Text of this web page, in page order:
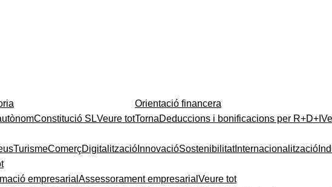
Constitució SLVeure tot
Orientació financera
TornaDeduccions i bonificacions per R+D+I
TurismeComerçDigitalització InnovacióSostenibilitatInternacionalització
empresarial Assessorament empresarial Veure tot